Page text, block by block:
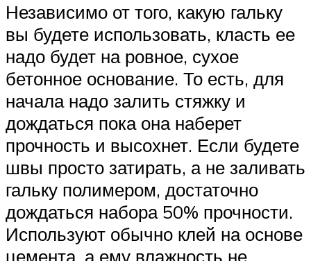
Независимо от того, какую гальку
вы будете использовать, класть ее
надо будет на ровное, сухое
бетонное основание. То есть, для
начала надо залить стяжку и
дождаться пока она наберет
прочность и высохнет. Если будете
швы просто затирать, а не заливать
гальку полимером, достаточно
дождаться набора 50% прочности.
Используют обычно клей на основе
цемента, а ему влажность не